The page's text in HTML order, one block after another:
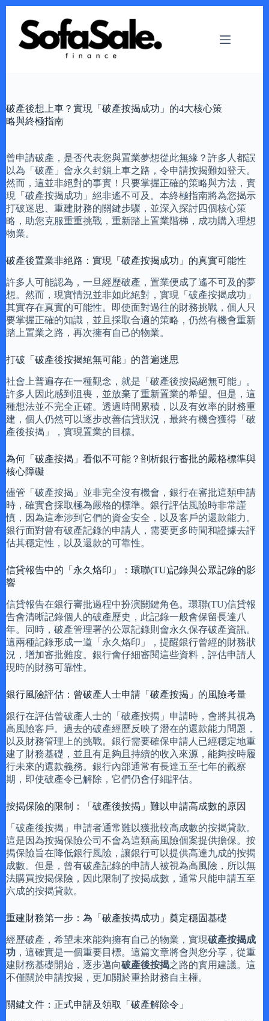
content
破產後想上車？實現「破產按揭成功」的4大核心策
略與終極指南
曾申請破產，是否代表您與置業夢想從此無緣？許多人都誤
以為「破產」會永久封鎖上車之路，令申請按揭難如登天。
然而，這並非絕對的事實！只要掌握正確的策略與方法，實
現「破產按揭成功」絕非遙不可及。本終極指南將為您揭示
打破迷思、重建財務的關鍵步驟，並深入探討四個核心策
略，助您克服重重挑戰，重新踏上置業階梯，成功購入理想
物業。
破產後置業非絕路：實現「破產按揭成功」的真實可能性
許多人可能認為，一旦經歷破產，置業便成了遙不可及的夢
想。然而，現實情況並非如此絕對，實現「破產按揭成功」
其實存在真實的可能性。即使面對過往的財務挑戰，個人只
要掌握正確的知識，並且採取合適的策略，仍然有機會重新
踏上置業之路，再次擁有自己的物業。
打破「破產後按揭絕無可能」的普遍迷思
社會上普遍存在一種觀念，就是「破產後按揭絕無可能」。
許多人因此感到沮喪，並放棄了重新置業的希望。但是，這
種想法並不完全正確。透過時間累積，以及有效率的財務重
建，個人仍然可以逐步改善信貸狀況，最終有機會獲得「破
產後按揭」，實現置業的目標。
為何「破產按揭」看似不可能？剖析銀行審批的嚴格標準與
核心障礙
儘管「破產按揭」並非完全沒有機會，銀行在審批這類申請
時，確實會採取極為嚴格的標準。銀行評估風險時非常謹
慎，因為這牽涉到它們的資金安全，以及客戶的還款能力。
銀行面對曾有破產記錄的申請人，需要更多時間和證據去評
估其穩定性，以及還款的可靠性。
信貸報告中的「永久烙印」：環聯(TU)記錄與公眾記錄的影
響
信貸報告在銀行審批過程中扮演關鍵角色。環聯(TU)信貸報
告會清晰記錄個人的破產歷史，此記錄一般會保留長達八
年。同時，破產管理署的公眾記錄則會永久保存破產資訊。
這兩種記錄形成一道「永久烙印」，提醒銀行曾經的財務狀
況，增加審批難度。銀行會仔細審閱這些資料，評估申請人
現時的財務可靠性。
銀行風險評估：曾破產人士申請「破產按揭」的風險考量
銀行在評估曾破產人士的「破產按揭」申請時，會將其視為
高風險客戶。過去的破產經歷反映了潛在的還款能力問題，
以及財務管理上的挑戰。銀行需要確保申請人已經穩定地重
建了財務基礎，並且有足夠且持續的收入來源，能夠按時履
行未來的還款義務。銀行內部通常有長達五至七年的觀察
期，即使破產令已解除，它們仍會仔細評估。
按揭保險的限制：「破產後按揭」難以申請高成數的原因
「破產後按揭」申請者通常難以獲批較高成數的按揭貸款。
這是因為按揭保險公司不會為這類高風險個案提供擔保。按
揭保險旨在降低銀行風險，讓銀行可以提供高達九成的按揭
成數。但是，曾有破產記錄的申請人被視為高風險，所以無
法購買按揭保險，因此限制了按揭成數，通常只能申請五至
六成的按揭貸款。
重建財務第一步：為「破產按揭成功」奠定穩固基礎
經歷破產，希望未來能夠擁有自己的物業，實現破產按揭成
功 ，這確實是一個重要目標。這篇文章將會與您分享，從重
建財務基礎開始，逐步邁向破產後按揭之路的實用建議。這
不僅關於申請按揭，更加關於重拾財務自主權。
關鍵文件：正式申請及領取「破產解除令」